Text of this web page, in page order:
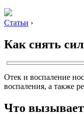
Статьи ›
Как снять
Отек и воспаление
воспаления, а также
Что вызывает